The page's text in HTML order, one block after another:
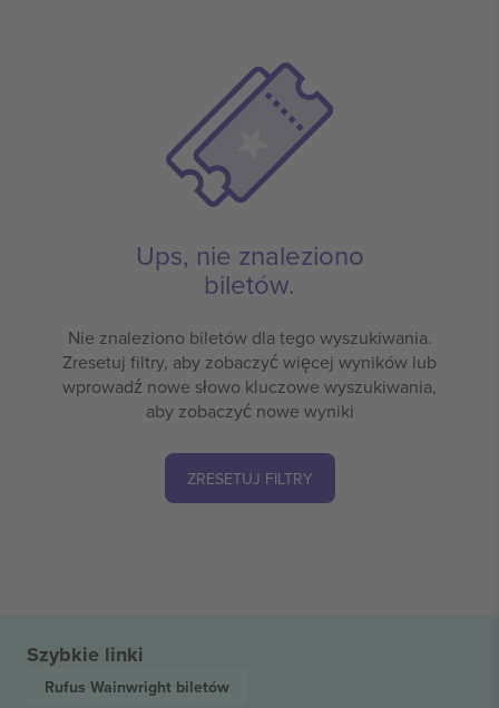
Ups, nie znaleziono
biletów.
Nie znaleziono biletów dla tego wyszukiwania.
Zresetuj filtry, aby zobaczyć więcej wyników lub
wprowadź nowe słowo kluczowe wyszukiwania,
aby zobaczyć nowe wyniki
ZRESETUJ FILTRY
Szybkie linki
Rufus Wainwright biletów